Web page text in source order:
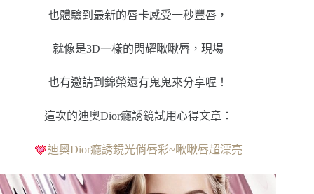
也體驗到最新的唇卡感受一秒豐唇，
就像是3D一樣的閃耀啾啾唇，現場
也有邀請到錦榮還有鬼鬼來分享喔！
這次的迪奧Dior癮誘鏡試用心得文章：
迪奧Dior癮誘鏡光俏唇彩~啾啾唇超漂亮